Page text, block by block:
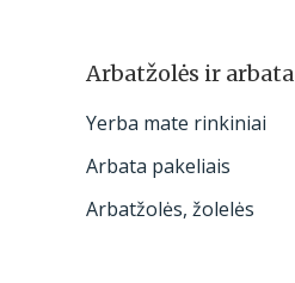
Arbatžolės ir arbata
Yerba mate rinkiniai
Arbata pakeliais
Arbatžolės, žolelės